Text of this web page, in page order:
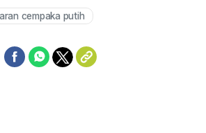
cempaka putih